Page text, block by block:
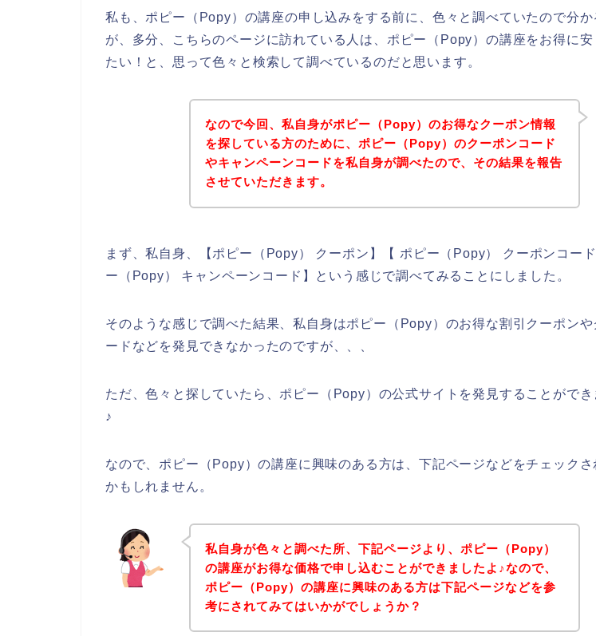
私も、ポピー（Popy）の講座の申し込みをする前に、色々と調べていたので分か
が、多分、こちらのページに訪れている人は、ポピー（Popy）の講座をお得に安
たい！と、思って色々と検索して調べているのだと思います。
なので今回、私自身がポピー（Popy）のお得なクーポン情報
を探している方のために、ポピー（Popy）のクーポンコード
やキャンペーンコードを私自身が調べたので、その結果を報告
させていただきます。
まず、私自身、【ポピー（Popy） クーポン】【 ポピー（Popy） クーポンコー
ー（Popy） キャンペーンコード】という感じで調べてみることにしました。
そのような感じで調べた結果、私自身はポピー（Popy）のお得な割引クーポンや
ードなどを発見できなかったのですが、、、
ただ、色々と探していたら、ポピー（Popy）の公式サイトを発見することができ
♪
なので、ポピー（Popy）の講座に興味のある方は、下記ページなどをチェックさ
かもしれません。
私自身が色々と調べた所、下記ページより、ポピー（Popy）
の講座がお得な価格で申し込むことができましたよ♪なので、
ポピー（Popy）の講座に興味のある方は下記ページなどを参
考にされてみてはいかがでしょうか？